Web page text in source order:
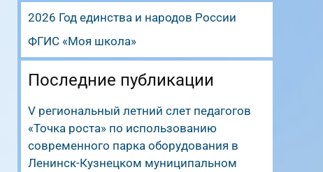
2026 Год единства и народов России
ФГИС «Моя школа»
Последние публикации
V региональный летний слет педагогов
«Точка роста» по использованию
современного парка оборудования в
Ленинск-Кузнецком муниципальном